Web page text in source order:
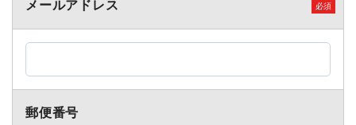
メールアドレス
郵便番号